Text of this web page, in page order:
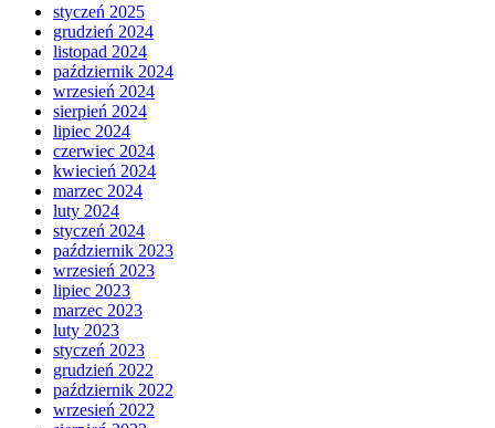
styczeń 2025
grudzień 2024
listopad 2024
październik 2024
wrzesień 2024
sierpień 2024
lipiec 2024
czerwiec 2024
kwiecień 2024
marzec 2024
luty 2024
styczeń 2024
październik 2023
wrzesień 2023
lipiec 2023
marzec 2023
luty 2023
styczeń 2023
grudzień 2022
październik 2022
wrzesień 2022